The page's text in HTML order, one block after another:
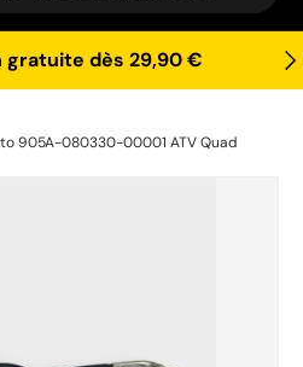
gratuite dès 29,90 €
905A-080330-00001 ATV Quad